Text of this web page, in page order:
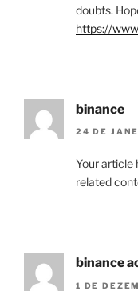
doubts.
https://
binance
24 DE
Your article
related
binance
1 DE